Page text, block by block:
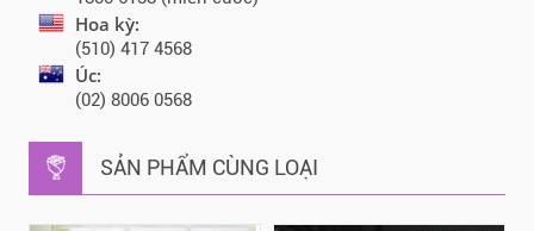
Hoa kỳ:
(510) 417 4568
Úc:
(02) 8006 0568
SẢN PHẨM CÙNG LOẠI